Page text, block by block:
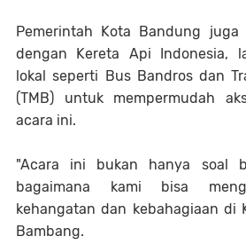
Pemerintah Kota Bandung juga
dengan Kereta Api Indonesia,
lokal seperti Bus Bandros dan
(TMB) untuk mempermudah
acara ini.
"Acara ini bukan hanya soal
bagaimana kami bisa
kehangatan dan kebahagiaan di
Bambang.